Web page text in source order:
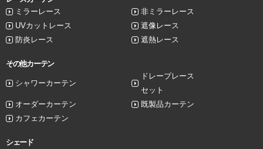
ミラーレース
非ミラーレース
UVカットレース
遮像レース
防炎レース
遮熱レース
その他カーテン
シャワーカーテン
ドレープレース
セット
オーダーカーテン
既製品カーテン
カフェカーテン
シェード